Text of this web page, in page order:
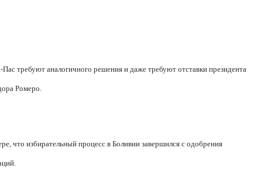
требуют аналогичного решения и даже требуют отставки президента
Ромеро.
что избирательный процесс в Боливии завершился с одобрения